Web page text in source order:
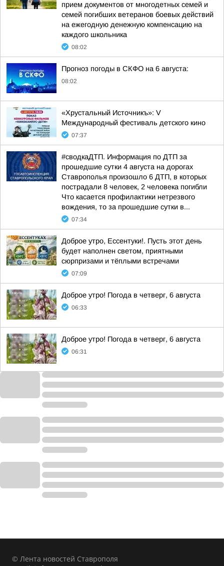
прием документов от многодетных семей и
семей погибших ветеранов боевых действий
на ежегодную денежную компенсацию на
каждого школьника
08:02
Прогноз погоды в СКФО на 6 августа:
08:02
«Хрустальный Источникъ»: V
Международный фестиваль детского кино
07:37
#сводкаДТП. Информация по ДТП за
прошедшие сутки 4 августа на дорогах
Ставрополья произошло 6 ДТП, в которых
пострадали 8 человек, 2 человека погибли
Что касается профилактики нетрезвого
вождения, то за прошедшие сутки в...
07:34
Доброе утро, Ессентуки!. Пусть этот день
будет наполнен светом, приятными
сюрпризами и тёплыми встречами
07:09
Доброе утро! Погода в четверг, 6 августа
06:33
Доброе утро! Погода в четверг, 6 августа
06:31
© Лента новостей Ставрополя